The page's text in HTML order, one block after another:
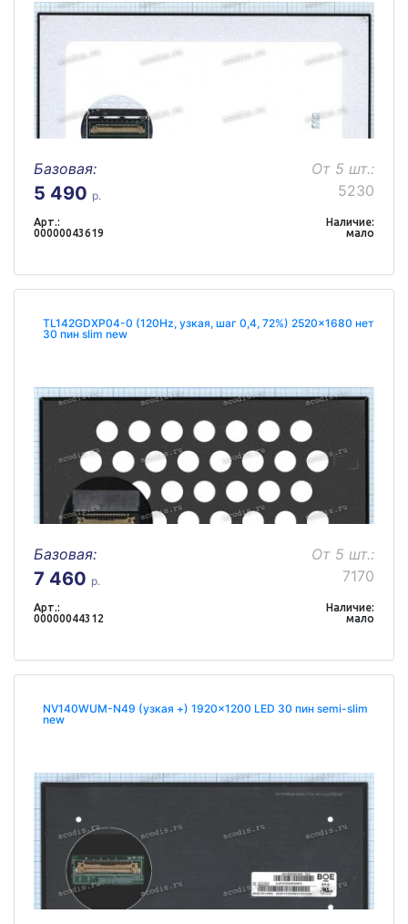
Базовая:
5 490 р.
От 5 шт.:
5230
Арт.:
00000043619
Наличие:
мало
TL142GDXP04-0 (120Hz, узкая, шаг 0,4, 72%) 2520x1680 нет
30 пин slim new
Базовая:
7 460 р.
От 5 шт.:
7170
Арт.:
00000044312
Наличие:
мало
NV140WUM-N49 (узкая +) 1920x1200 LED 30 пин semi-slim
new